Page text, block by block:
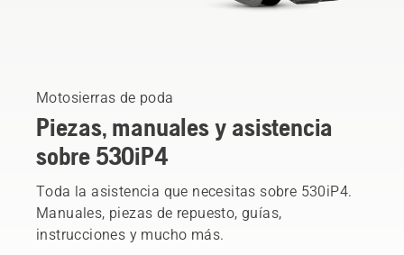
Motosierras de poda
Piezas, manuales y asistencia
sobre 530iP4
Toda la asistencia que necesitas sobre 530iP4.
Manuales, piezas de repuesto, guías,
instrucciones y mucho más.